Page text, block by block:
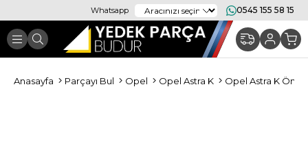
Whatsapp 0545 155 58 15
Anasayfa Parçayı Bul Opel Opel Astra K Opel Astra K Ön